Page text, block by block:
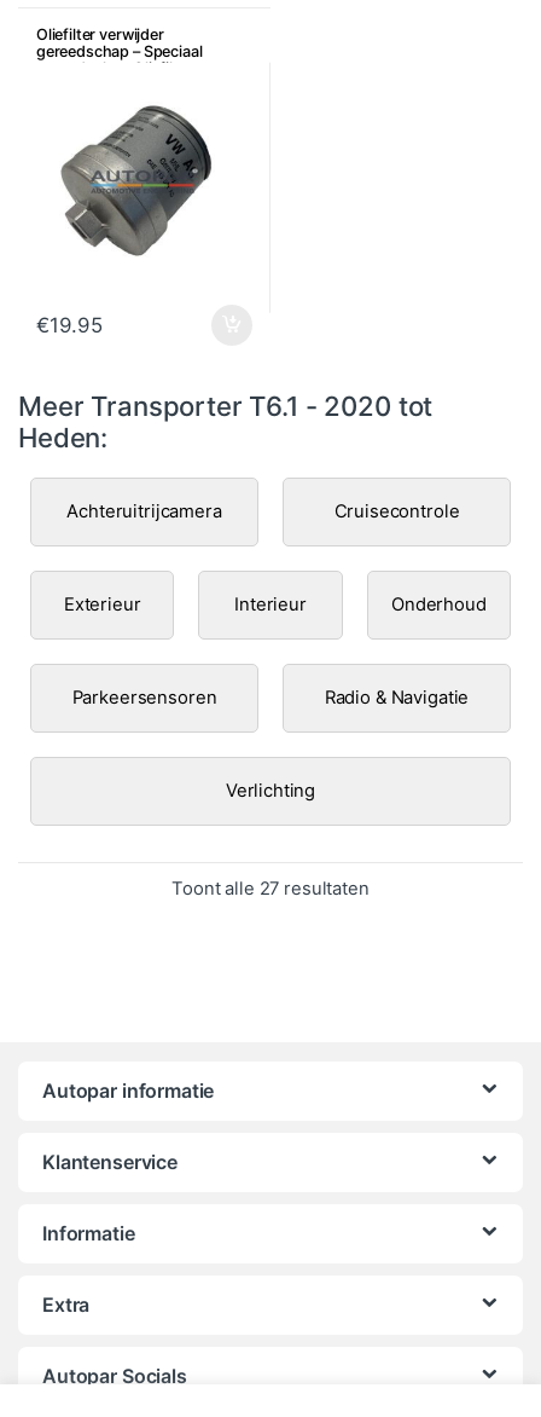
Oliefilter verwijder
gereedschap – Speciaal
gereedschap Oliefilter
€19.95
Meer Transporter T6.1 - 2020 tot
Heden:
Achteruitrijcamera Cruisecontrole
Exterieur Interieur Onderhoud
Parkeersensoren Radio & Navigatie
Verlichting
Toont alle 27 resultatenGesorteerd op
Autopar informatie
Klantenservice
Informatie
Extra
Autopar Socials